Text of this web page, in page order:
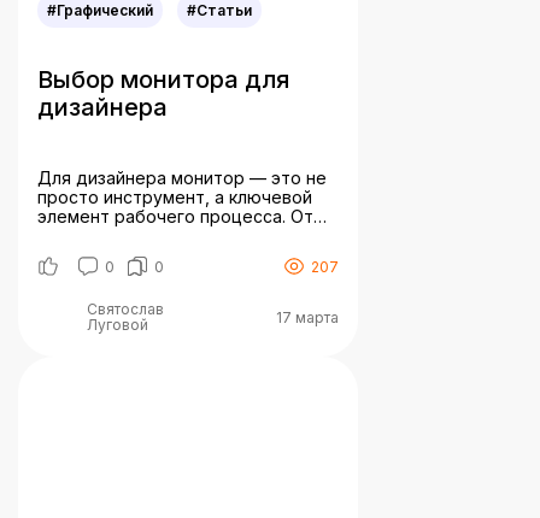
#Графический #Статьи
Выбор монитора для
дизайнера
Для дизайнера монитор — это не
просто инструмент, а ключевой
элемент рабочего процесса. От
цветопередачи и удобства
использования зависит результат
монитора может значительно
повысить эффективность, комфорт
0 0 207
Святослав
Луговой
17 марта